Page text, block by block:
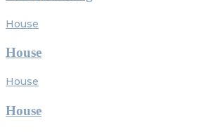
House
House
House
House